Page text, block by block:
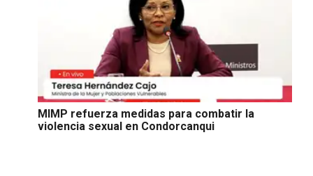
MIMP refuerza medidas para combatir la
violencia sexual en Condorcanqui